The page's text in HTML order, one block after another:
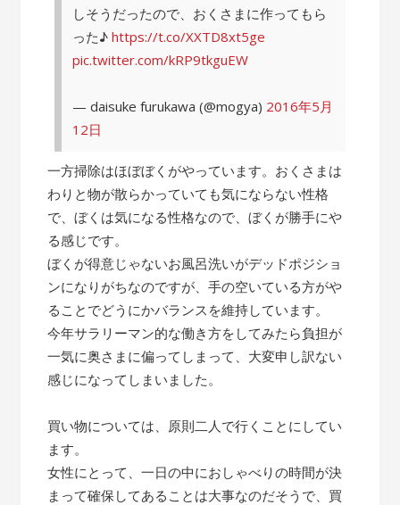
しそうだったので、おくさまに作ってもら
った♪https://t.co/XXTD8xt5ge
pic.twitter.com/kRP9tkguEW
— daisuke furukawa (@mogya) 2016年5月
12日
一方掃除はほぼぼくがやっています。おくさまは
わりと物が散らかっていても気にならない性格
で、ぼくは気になる性格なので、ぼくが勝手にや
る感じです。
ぼくが得意じゃないお風呂洗いがデッドポジショ
ンになりがちなのですが、手の空いている方がや
ることでどうにかバランスを維持しています。
今年サラリーマン的な働き方をしてみたら負担が
一気に奥さまに偏ってしまって、大変申し訳ない
感じになってしまいました。
買い物については、原則二人で行くことにしてい
ます。
女性にとって、一日の中におしゃべりの時間が決
まって確保してあることは大事なのだそうで、買